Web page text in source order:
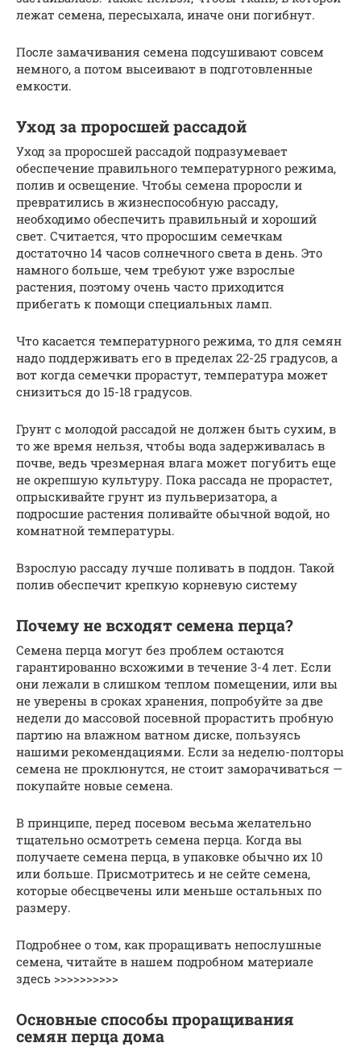
лежат семена, пересыхала, иначе они погибнут.
После замачивания семена подсушивают совсем
немного, а потом высеивают в подготовленные
емкости.
Уход за проросшей рассадой
Уход за проросшей рассадой подразумевает
обеспечение правильного температурного режима,
полив и освещение. Чтобы семена проросли и
превратились в жизнеспособную рассаду,
необходимо обеспечить правильный и хороший
свет. Считается, что проросшим семечкам
достаточно 14 часов солнечного света в день. Это
намного больше, чем требуют уже взрослые
растения, поэтому очень часто приходится
прибегать к помощи специальных ламп.
Что касается температурного режима, то для семян
надо поддерживать его в пределах 22-25 градусов, а
вот когда семечки прорастут, температура может
снизиться до 15-18 градусов.
Грунт с молодой рассадой не должен быть сухим, в
то же время нельзя, чтобы вода задерживалась в
почве, ведь чрезмерная влага может погубить еще
не окрепшую культуру. Пока рассада не прорастет,
опрыскивайте грунт из пульверизатора, а
подросшие растения поливайте обычной водой, но
комнатной температуры.
Взрослую рассаду лучше поливать в поддон. Такой
полив обеспечит крепкую корневую систему
Почему не всходят семена перца?
Семена перца могут без проблем остаются
гарантированно всхожими в течение 3-4 лет. Если
они лежали в слишком теплом помещении, или вы
не уверены в сроках хранения, попробуйте за две
недели до массовой посевной прорастить пробную
партию на влажном ватном диске, пользуясь
нашими рекомендациями. Если за неделю-полторы
семена не проклюнутся, не стоит заморачиваться —
покупайте новые семена.
В принципе, перед посевом весьма желательно
тщательно осмотреть семена перца. Когда вы
получаете семена перца, в упаковке обычно их 10
или больше. Присмотритесь и не сейте семена,
которые обесцвечены или меньше остальных по
размеру.
Подробнее о том, как проращивать непослушные
семена, читайте в нашем подробном материале
здесь >>>>>>>>>>
Основные способы проращивания
семян перца дома